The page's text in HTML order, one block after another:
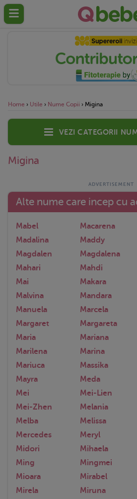
Home › Utile › Nume Copii › Migina
Vezi categorii
Migina
Alte nume care incep cu
Mabel Macarena
Madalina
Maddy
Magdalen
Magdalena
Mahari
Mahdi
Mai
Makara
Malvina
Mandara
Manuela
Marcela
Margaret
Margareta
Maria
Mariana
Marilena
Marina
Mariuca
Massika
Mayra
Meda
Mei
Mei-Lien
Mei-Zhen
Melania
Melba
Melissa
Mercedes
Meryl
Midori
Mihaela
Ming
Mingmei
Mioara
Mirabel
Mirela
Miruna